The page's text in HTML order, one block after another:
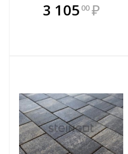
3 105 00 ₽
В комплекте
всегда выгоднее!